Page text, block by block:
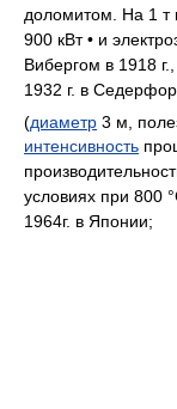
доломитом. На 1 т
900 кВт • и
Вибергом в 1918
1932 г. в
(диаметр 3 м,
интенсивность
условиях при 800
1964г. в Японии;